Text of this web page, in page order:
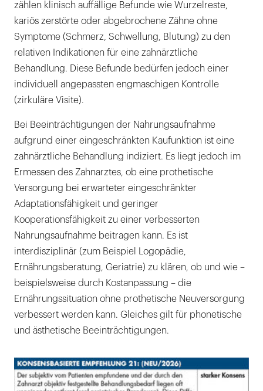
zählen klinisch auffällige Befunde wie Wurzelreste,
kariös zerstörte oder abgebrochene Zähne ohne
Symptome (Schmerz, Schwellung, Blutung) zu den
relativen Indikationen für eine zahnärztliche
Behandlung. Diese Befunde bedürfen jedoch einer
individuell angepassten engmaschigen Kontrolle
(zirkuläre ­Visite).
Bei Beeinträchtigungen der Nahrungsaufnahme
aufgrund einer eingeschränkten Kaufunktion ist eine
zahnärztliche Behandlung indiziert. Es liegt jedoch im
Ermessen des Zahnarztes, ob eine prothetische
Versorgung bei erwarteter eingeschränkter
Adaptationsfähigkeit und geringer
Kooperationsfähigkeit zu einer verbesserten
Nahrungsaufnahme beitragen kann. Es ist
interdisziplinär (zum Beispiel Logopädie,
Ernährungsberatung, Geriatrie) zu klären, ob und wie –
beispielsweise durch Kostanpassung – die
Ernährungssituation ohne prothetische Neuversorgung
verbessert werden kann. Gleiches gilt für phonetische
und ästhetische Beeinträchtigungen.